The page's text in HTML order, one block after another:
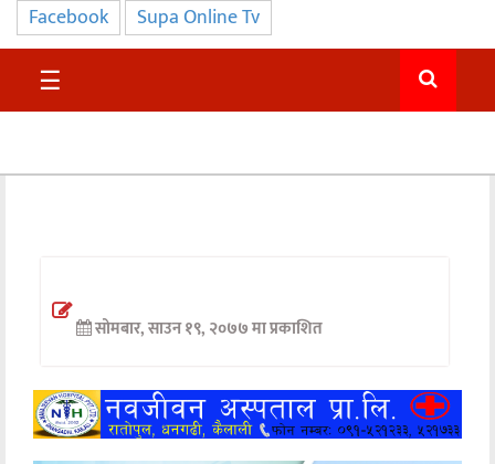
प्रमुख
समाचार
सुदुर
अन्तर्वार्ता
खेलकुद
मनोरञ्जन
Facebook Supa Online Tv
☰
सोमबार, साउन १९, २०७७ मा प्रकाशित